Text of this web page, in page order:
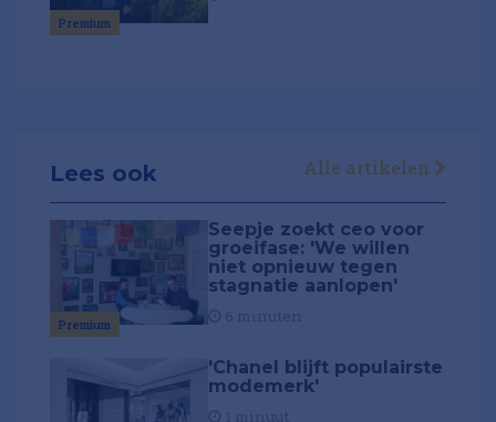
Premium
Lees ook Alle artikelen
Premium
Seepje zoekt ceo voor
groeifase: 'We willen
niet opnieuw tegen
stagnatie aanlopen'
'Chanel blijft populairste
modemerk'